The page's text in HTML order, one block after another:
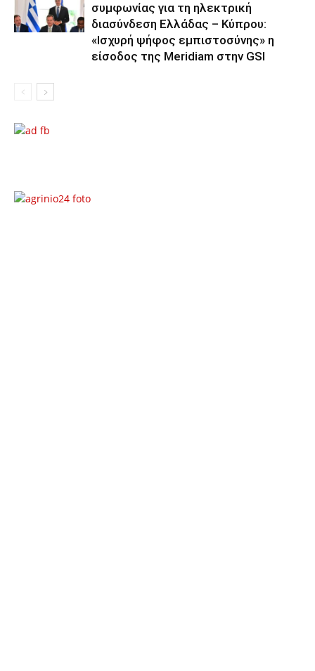
συμφωνίας για τη ηλεκτρική
διασύνδεση Ελλάδας – Κύπρου:
«Ισχυρή ψήφος εμπιστοσύνης» η
είσοδος της Meridiam στην GSI